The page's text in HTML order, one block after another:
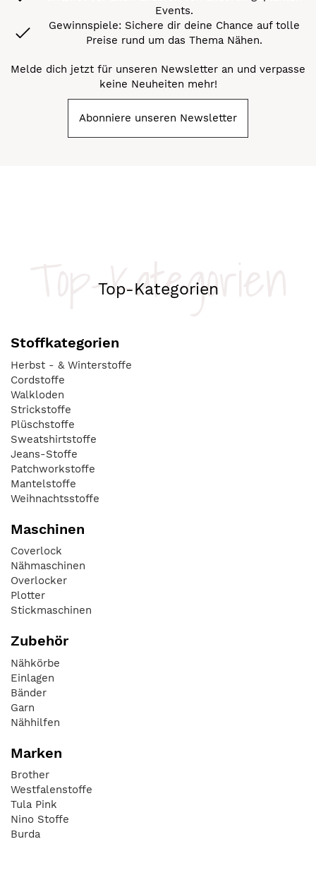
Events.
Gewinnspiele: Sichere dir deine Chance auf tolle
Preise rund um das Thema Nähen.
Melde dich jetzt für unseren Newsletter an und verpasse
keine Neuheiten mehr!
Abonniere unseren Newsletter
Top-Kategorien
Top-Kategorien
Stoffkategorien
Herbst - & Winterstoffe
Cordstoffe
Walkloden
Strickstoffe
Plüschstoffe
Sweatshirtstoffe
Jeans-Stoffe
Patchworkstoffe
Mantelstoffe
Weihnachtsstoffe
Maschinen
Coverlock
Nähmaschinen
Overlocker
Plotter
Stickmaschinen
Zubehör
Nähkörbe
Einlagen
Bänder
Garn
Nähhilfen
Marken
Brother
Westfalenstoffe
Tula Pink
Nino Stoffe
Burda